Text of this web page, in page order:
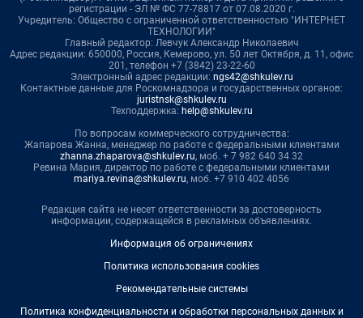
регистрации - ЭЛ № ФС 77-78817 от 07.08.2020 г.
Учредитель: Общество с ограниченной ответственностью "ИНТЕРНЕТ
ТЕХНОЛОГИИ"
Главный редактор: Левчук Александр Николаевич
Адрес редакции: 650000, Россия, Кемерово, ул. 50 лет Октября, д. 11, офис
201, телефон +7 (3842) 23-22-60
Электронный адрес редакции: ngs42@shkulev.ru
Контактные данные для Роскомнадзора и государственных органов:
juristnsk@shkulev.ru
Техподдержка: help@shkulev.ru
По вопросам коммерческого сотрудничества:
Жапарова Жанна, менеджер по работе с федеральными клиентами
zhanna.zhaparova@shkulev.ru, моб. + 7 982 640 34 32
Ревина Мария, директор по работе с федеральными клиентами
mariya.revina@shkulev.ru, моб. +7 910 402 4056
Редакция сайта не несет ответственности за достоверность
информации, содержащейся в рекламных объявлениях.
Информация об ограничениях
Политика использования cookies
Рекомендательные системы
Политика конфиденциальности и обработки персональных данных и